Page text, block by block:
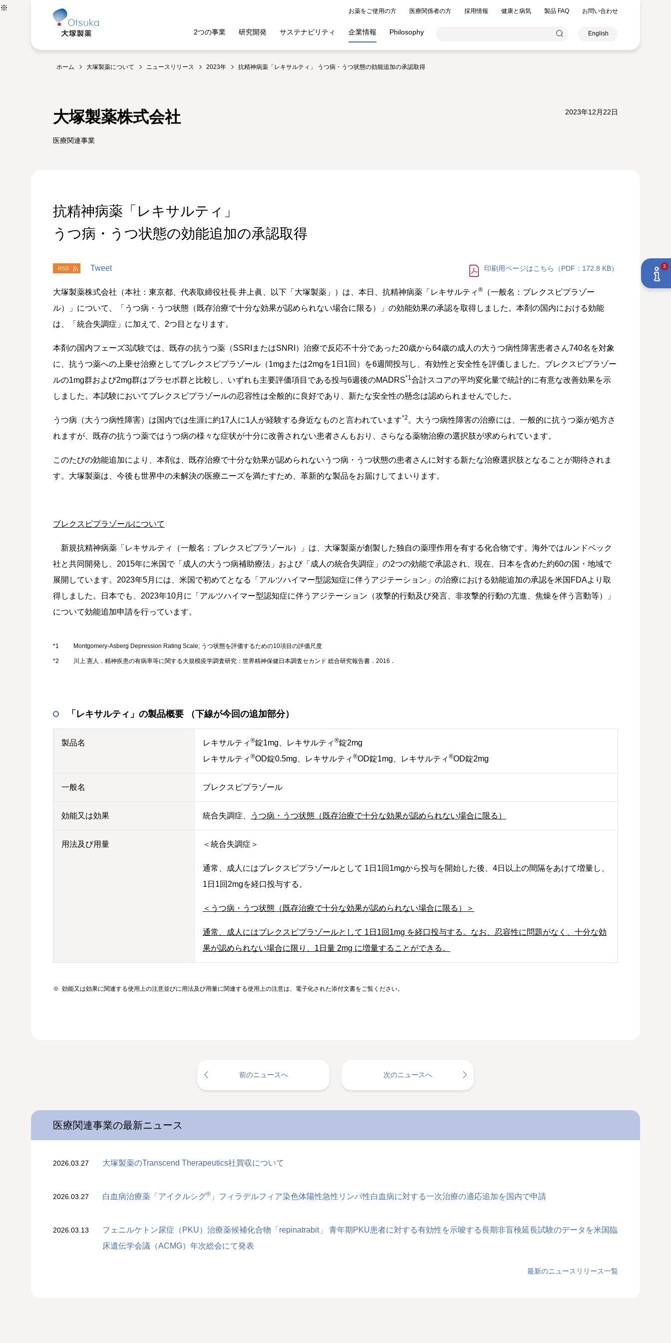
お薬をご使用の方 医療関係者の方 採用情報 健康と病気 製品 FAQ お問い合わせ
2つの事業 研究開発 サステナビリティ 企業情報 Philosophy English
ホーム 大塚製薬について ニュースリリース 2023年 抗精神病薬「レキサルティ」 うつ病・うつ状態の効能追加の承認取得
大塚製薬株式会社
医療関連事業
2023年12月22日
抗精神病薬「レキサルティ」
うつ病・うつ状態の効能追加の承認取得
RSS Tweet 印刷用ページはこちら （PDF：172.8 KB）
大塚製薬株式会社（本社：東京都、代表取締役社長 井上眞、以下「大塚製薬」）は、本日、抗精神病薬「レキサルティ ®
（一般名：ブレクスピプラゾー
ル）」について、「うつ病・うつ状態（既存治療で十分な効果が認められない場合に限る）」の効能効果の承認を取得しました。本剤の国内における効能
は、「統合失調症」に加えて、2つ目となります。
本剤の国内フェーズ3試験では、既存の抗うつ薬（SSRIまたはSNRI）治療で反応不十分であった20歳から64歳の成人の大うつ病性障害患者さん740名を対象
に、抗うつ薬への上乗せ治療としてブレクスピプラゾール（1mgまたは2mgを1日1回）を6週間投与し、有効性と安全性を評価しました。ブレクスピプラゾー
ルの1mg群および2mg群はプラセボ群と比較し、いずれも主要評価項目である投与6週後のMADRS*1合計スコアの平均変化量で統計的に有意な改善効果を示
しました。本試験においてブレクスピプラゾールの忍容性は全般的に良好であり、新たな安全性の懸念は認められませんでした。
うつ病（大うつ病性障害）は国内では生涯に約17人に1人が経験する身近なものと言われています*2 。大うつ病性障害の治療には、一般的に抗うつ薬が処方さ
れますが、既存の抗うつ薬ではうつ病の様々な症状が十分に改善されない患者さんもおり、さらなる薬物治療の選択肢が求められています。
このたびの効能追加により、本剤は、既存治療で十分な効果が認められないうつ病・うつ状態の患者さんに対する新たな治療選択肢となることが期待されま
す。大塚製薬は、今後も世界中の未解決の医療ニーズを満たすため、革新的な製品をお届けしてまいります。
ブレクスピプラゾールについて
新規抗精神病薬「レキサルティ（一般名：ブレクスピプラゾール）」は、大塚製薬が創製した独自の薬理作用を有する化合物です。海外ではルンドベック
社と共同開発し、2015年に米国で「成人の大うつ病補助療法」および「成人の統合失調症」の2つの効能で承認され、現在、日本を含めた約60の国・地域で
展開しています。2023年5月には、米国で初めてとなる「アルツハイマー型認知症に伴うアジテーション」の治療における効能追加の承認を米国FDAより取
得しました。日本でも、2023年10月に「アルツハイマー型認知症に伴うアジテーション（攻撃的行動及び発言、非攻撃的行動の亢進、焦燥を伴う言動等）」
について効能追加申請を行っています。
*1 Montgomery-Asberg Depression Rating Scale; うつ状態を評価するための10項目の評価尺度
*2 川上 憲人．精神疾患の有病率等に関する大規模疫学調査研究：世界精神保健日本調査セカンド 総合研究報告書．2016．
「レキサルティ」の製品概要 （下線が今回の追加部分）
製品名 レキサルティ ®錠1mg、レキサルティ ®錠2mg
レキサルティ ®OD錠0.5mg、レキサルティ ®OD錠1mg、レキサルティ ®OD錠2mg
一般名 ブレクスピプラゾール
効能又は効果 統合失調症、 うつ病・うつ状態（既存治療で十分な効果が認められない場合に限る）
用法及び用量 ＜統合失調症＞
通常、成人にはブレクスピプラゾールとして 1日1回1mgから投与を開始した後、4日以上の間隔をあけて増量し、
1日1回2mgを経口投与する。
＜うつ病・うつ状態（既存治療で十分な効果が認められない場合に限る）＞
通常、成人にはブレクスピプラゾールとして 1日1回1mg を経口投与する。なお、忍容性に問題がなく、十分な効
果が認められない場合に限り、1日量 2mg に増量することができる。
※
※ 効能又は効果に関連する使用上の注意並びに用法及び用量に関連する使用上の注意は、電子化された添付文書をご覧ください。
前のニュースへ 次のニュースへ
医療関連事業の最新ニュース
2026.03.27 大塚製薬のTranscend Therapeutics社買収について
2026.03.27 白血病治療薬「アイクルシグ® 」フィラデルフィア染色体陽性急性リンパ性白血病に対する一次治療の適応追加を国内で申請
2026.03.13
フェニルケトン尿症（PKU）治療薬候補化合物「repinatrabit」 青年期PKU患者に対する有効性を示唆する長期非盲検延長試験のデータを米国臨
床遺伝学会議（ACMG）年次総会にて発表
最新のニュースリリース一覧
3